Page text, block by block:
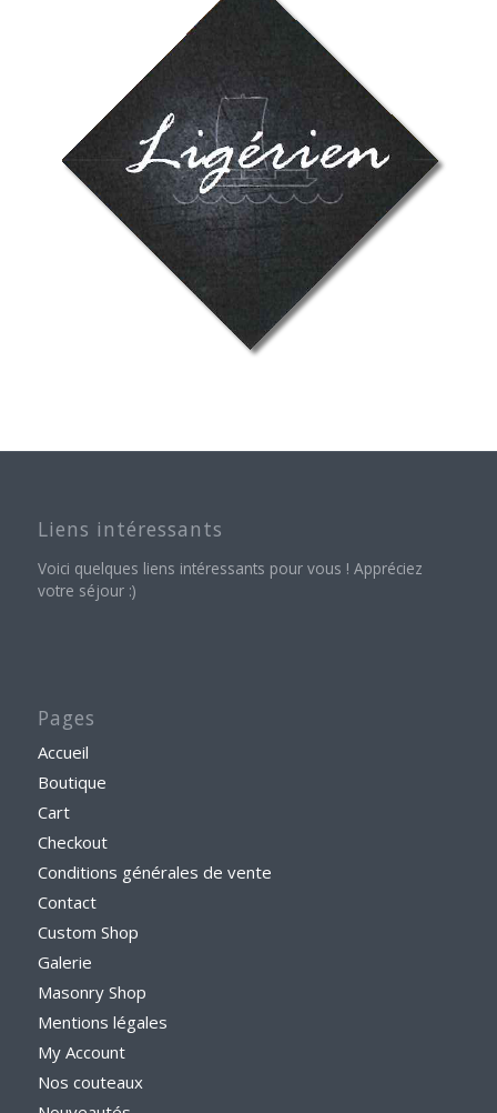
Liens intéressants
Voici quelques liens intéressants pour vous ! Appréciez
votre séjour :)
Pages
Accueil
Boutique
Cart
Checkout
Conditions générales de vente
Contact
Custom Shop
Galerie
Masonry Shop
Mentions légales
My Account
Nos couteaux